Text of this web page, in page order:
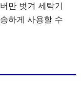
만 벗겨 세탁기
하게 사용할 수